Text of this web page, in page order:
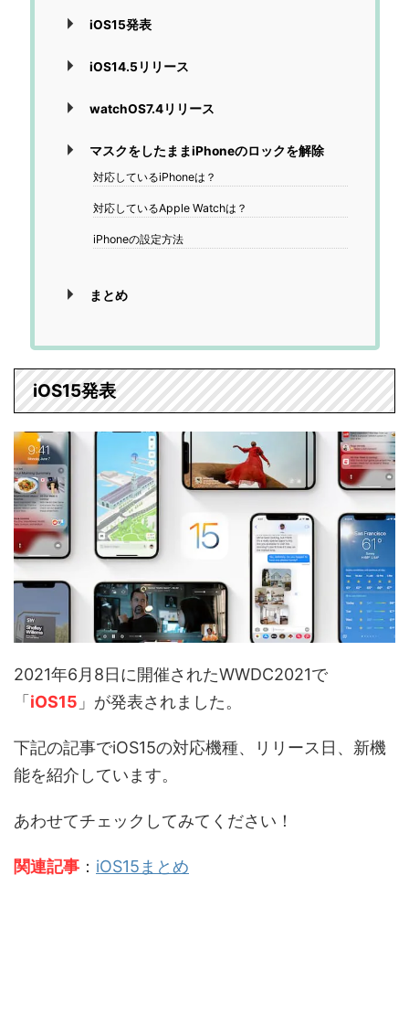
iOS15発表
iOS14.5リリース
watchOS7.4リリース
マスクをしたままiPhoneのロックを解除
対応しているiPhoneは？
対応しているApple Watchは？
iPhoneの設定方法
まとめ
iOS15発表
2021年6月8日に開催されたWWDC2021で
「iOS15 」が発表されました。
下記の記事でiOS15の対応機種、リリース日、新機
能を紹介しています。
あわせてチェックしてみてください！
関連記事 ： iOS15まとめ